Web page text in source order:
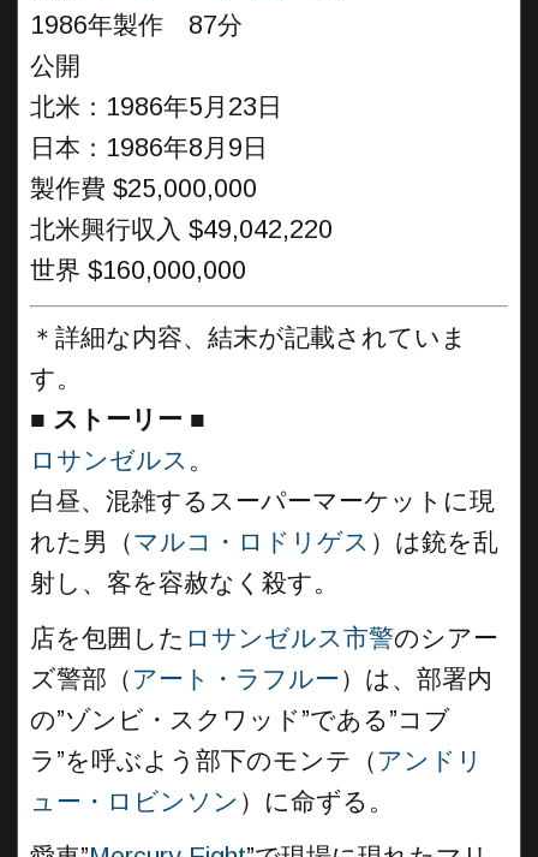
1986年製作 87分
公開
北米：1986年5月23日
日本：1986年8月9日
製作費 $25,000,000
北米興行収入 $49,042,220
世界 $160,000,000
＊詳細な内容、結末が記載されていま
す。
■ ストーリー ■
ロサンゼルス 。
白昼、混雑するスーパーマーケットに現
れた男（マルコ・ロドリゲス ）は銃を乱
射し、客を容赦なく殺す。
店を包囲した ロサンゼルス市警のシアー
ズ警部（ アート・ラフルー）は、部署内
の”ゾンビ・スクワッド”である”コブ
ラ”を呼ぶよう部下のモンテ（ アンドリ
ュー・ロビンソン ）に命ずる。